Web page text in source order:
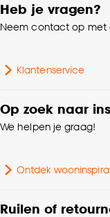
voor optimale kind
Breedte
Wasvoorschriften
Hoogte
Heb je vragen?
Neem contact op met
Klantenservice
Op zoek naar
We helpen je graag!
Ontdek
Ruilen of